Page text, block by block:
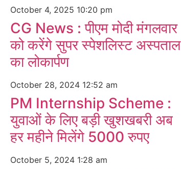
October 4, 2025 10:20 pm
CG News : पीएम मोदी मंगलवार
को करेंगे सुपर स्पेशलिस्ट अस्पताल
का लोकार्पण
October 28, 2024 12:52 am
PM Internship Scheme :
युवाओं के लिए बड़ी खुशखबरी अब
हर महीने मिलेंगे 5000 रुपए
October 5, 2024 1:28 am